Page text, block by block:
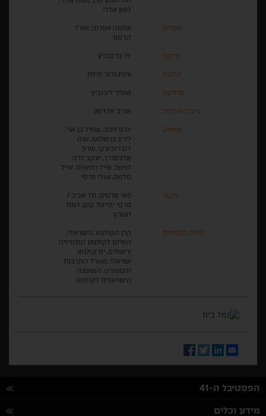
לאון אדרי
תסריט
שלמה אפרתי, וארז
תדמור
צילום זיו ברקוביץ
עריכה עינת גלזר זרחין
מוזיקה אופיר ליבוביץ
עיצוב פסקול אביב אלדמע
משחק
יורם חטב, שמיל בן ארי,
לירון בן שלוש, אנה
דוברוביצקי, שרון
אלכסנדר, יעקב זדה
דניאל, אייל רוזאלס, אייל
סלמה, אודי פרסי
מקור
פאי סרטים, תל אביב /
סרטי יונייטד קינג, רמת
השרון
הופק בתמיכת
קרן הקולנוע הישראלי,
המיזם לקולנוע וטלוויזיה
ירושלים, יס קולנוע
ישראלי, משרד התרבות
והספורט, המועצה
הישראלית לקולנוע
Email
LinkedIn
Twitter
Facebook
הפסטיבל ה-41
מידע וכלים